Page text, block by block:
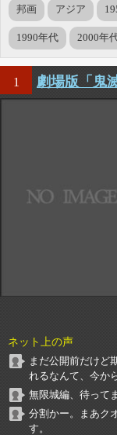
邦画 アジア
1990年代 2000年
1 劇場版「鬼
ネット上の声
まだ公開前だけど
れるなんて、今か
無限城編、待って
分割かー。まあク
す。